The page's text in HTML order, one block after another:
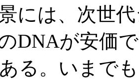
には、次世代
DNAが安価
る。いまで